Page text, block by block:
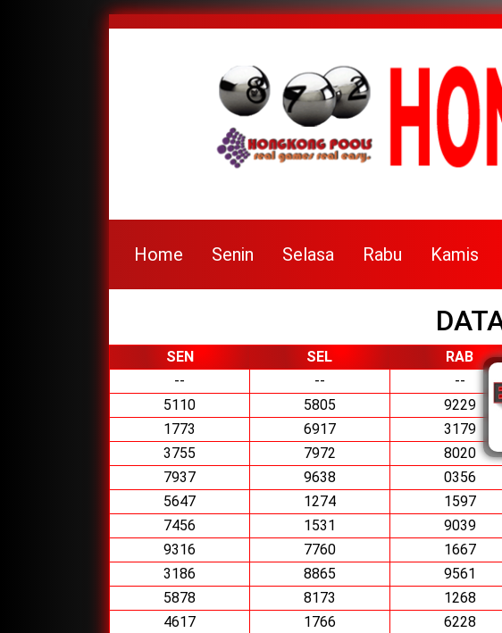
Home Senin Selasa Rabu Kamis
SEN SEL RAB
--
-- --
5110
5805 9229
1773
6917 3179
3755
7972 8020
7937
9638 0356
5647
1274 1597
7456
1531 9039
9316
7760 1667
3186
8865 9561
5878
8173 1268
4617
1766 6228